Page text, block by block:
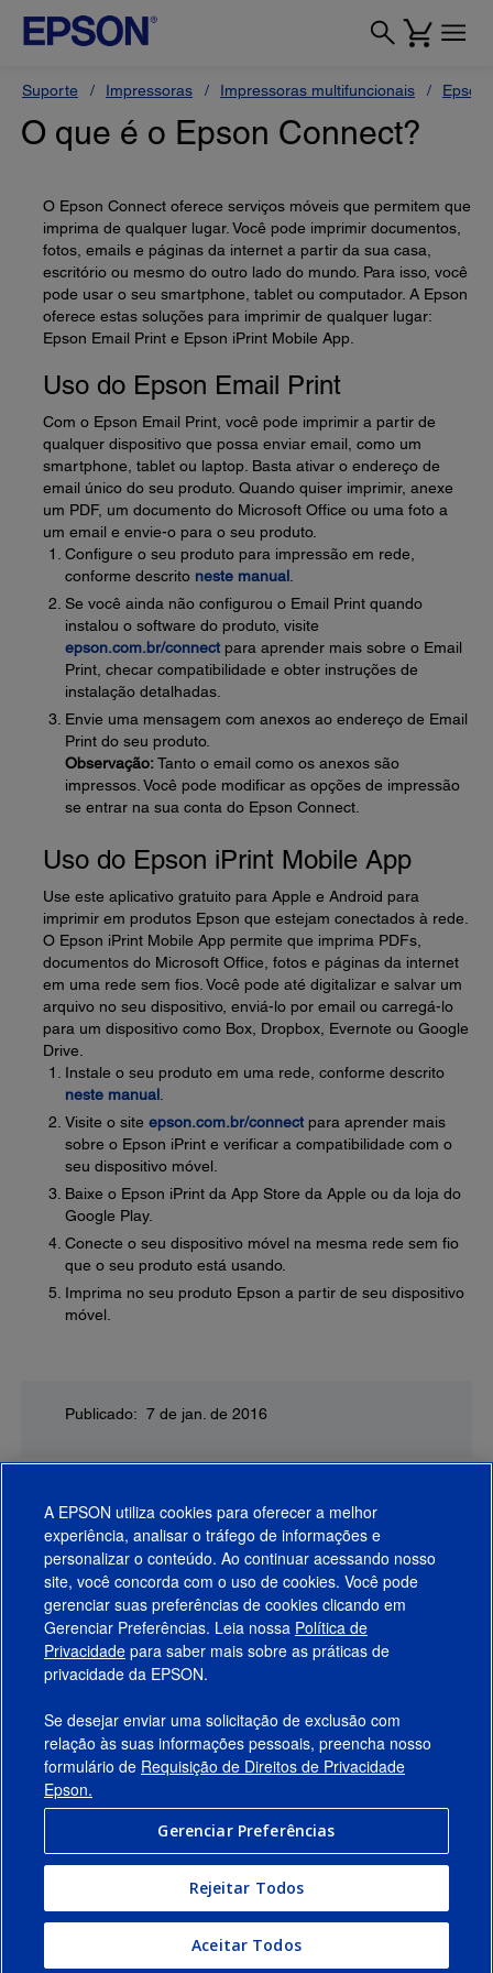
Suporte Impressoras Impressoras multifuncionais Epson
O que é o Epson Connect?
O Epson Connect oferece serviços móveis que permitem que
imprima de qualquer lugar. Você pode imprimir documentos,
fotos, emails e páginas da internet a partir da sua casa,
escritório ou mesmo do outro lado do mundo. Para isso, você
pode usar o seu smartphone, tablet ou computador. A Epson
oferece estas soluções para imprimir de qualquer lugar:
Epson Email Print e Epson iPrint Mobile App.
Uso do Epson Email Print
Com o Epson Email Print, você pode imprimir a partir de
qualquer dispositivo que possa enviar email, como um
smartphone, tablet ou laptop. Basta ativar o endereço de
email único do seu produto. Quando quiser imprimir, anexe
um PDF, um documento do Microsoft Office ou uma foto a
um email e envie-o para o seu produto.
Configure o seu produto para impressão em rede,
conforme descrito neste manual
Se você ainda não configurou o Email Print quando
instalou o software do produto, visite
epson.com.br/connect para aprender mais sobre o Email
Print, checar compatibilidade e obter instruções de
instalação detalhadas.
Envie uma mensagem com anexos ao endereço de Email
Print do seu produto.
Observação:Tanto o email como os anexos são
impressos. Você pode modificar as opções de impressão
se entrar na sua conta do Epson Connect.
Uso do Epson iPrint Mobile App
Use este aplicativo gratuito para Apple e Android para
imprimir em produtos Epson que estejam conectados à rede.
O Epson iPrint Mobile App permite que imprima PDFs,
documentos do Microsoft Office, fotos e páginas da internet
em uma rede sem fios. Você pode até digitalizar e salvar um
arquivo no seu dispositivo, enviá-lo por email ou carregá-lo
para um dispositivo como Box, Dropbox, Evernote ou Google
Drive.
Instale o seu produto em uma rede, conforme descrito
neste manual
Visite o site epson.com.br/connect para aprender mais
sobre o Epson iPrint e verificar a compatibilidade com o
seu dispositivo móvel.
Baixe o Epson iPrint da App Store da Apple ou da loja do
Google Play.
Conecte o seu dispositivo móvel na mesma rede sem fio
que o seu produto está usando.
Imprima no seu produto Epson a partir de seu dispositivo
móvel.
Publicado: 7 de jan. de 2016
Produtos
Suporte
Links Sugeridos
Empresa
Conecte-se com a Epson
Termos de Uso
A EPSON utiliza cookies para oferecer a melhor
experiência, analisar o tráfego de informações e
personalizar o conteúdo. Ao continuar acessando nosso
site, você concorda com o uso de cookies. Você pode
gerenciar suas preferências de cookies clicando em
Gerenciar Preferências. Leia nossa Política de
Privacidade para saber mais sobre as práticas de
privacidade da EPSON.
Se desejar enviar uma solicitação de exclusão com
relação às suas informações pessoais, preencha nosso
formulário de Requisição de Direitos de Privacidade
Epson.
Gerenciar Preferências
Rejeitar Todos
Aceitar Todos